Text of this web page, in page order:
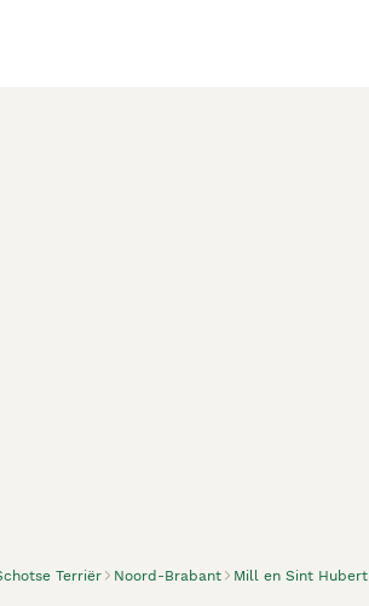
Terriër Noord-Brabant Mill en Sint Hubert